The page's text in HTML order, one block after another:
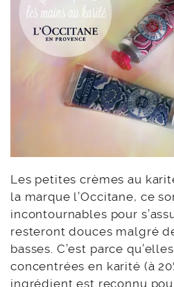
Les petites crèmes au
la marque l’Occitane, ce
incontournables pour
resteront douces malgré
basses. C’est parce
concentrées en karité (à
ingrédient est reconnu